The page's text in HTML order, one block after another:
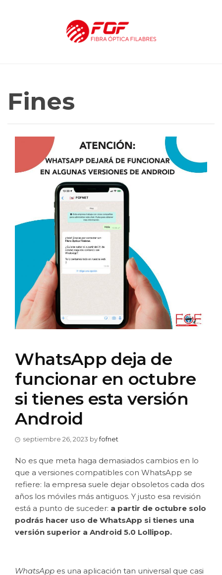
Fines
WhatsApp deja de
funcionar en octubre
si tienes esta versión
Android
septiembre 26, 2023 byfofnet
No es que meta haga demasiados cambios en lo
que a versiones compatibles con WhatsApp se
refiere: la empresa suele dejar obsoletos cada dos
años los móviles más antiguos. Y justo esa revisión
está a punto de suceder: a partir de octubre solo
podrás hacer uso de WhatsApp si tienes una
versión superior a Android 5.0 Lollipop.
WhatsApp es una aplicación tan universal que casi